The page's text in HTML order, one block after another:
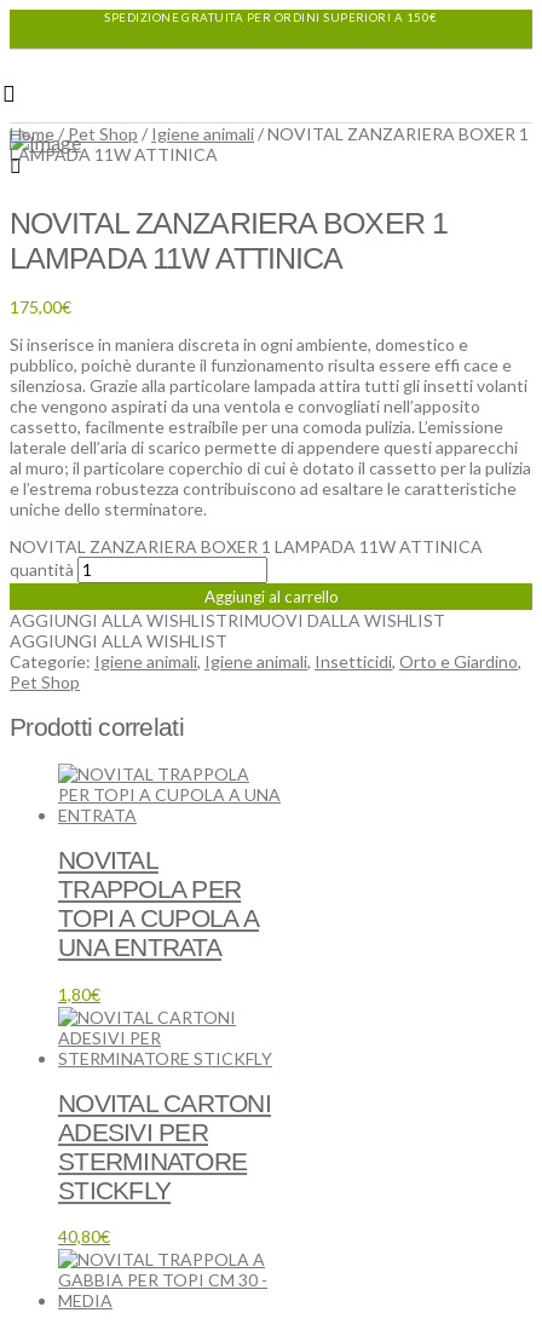
SPEDIZIONE GRATUITA PER ORDINI SUPERIORI A 150€
Home/ Pet Shop / Igiene animali/ NOVITAL ZANZARIERA BOXER 1
LAMPADA 11W ATTINICA
NOVITAL ZANZARIERA BOXER 1
LAMPADA 11W ATTINICA
175,00€
Si inserisce in maniera discreta in ogni ambiente, domestico e
pubblico, poichè durante il funzionamento risulta essere effi cace e
silenziosa. Grazie alla particolare lampada attira tutti gli insetti volanti
che vengono aspirati da una ventola e convogliati nell’apposito
cassetto, facilmente estraibile per una comoda pulizia. L’emissione
laterale dell’aria di scarico permette di appendere questi apparecchi
al muro; il particolare coperchio di cui è dotato il cassetto per la pulizia
e l’estrema robustezza contribuiscono ad esaltare le caratteristiche
uniche dello sterminatore.
NOVITAL ZANZARIERA BOXER 1 LAMPADA 11W ATTINICA
quantità
Aggiungi al carrello
AGGIUNGI ALLA WISHLISTRIMUOVI DALLA WISHLIST
AGGIUNGI ALLA WISHLIST
Categorie: Igiene animali, Igiene animali, Insetticidi, Orto e Giardino,
Pet Shop
Prodotti correlati
NOVITAL
TRAPPOLA PER
TOPI A CUPOLA A
UNA ENTRATA
1,80€
NOVITAL CARTONI
ADESIVI PER
STERMINATORE
STICKFLY
40,80€